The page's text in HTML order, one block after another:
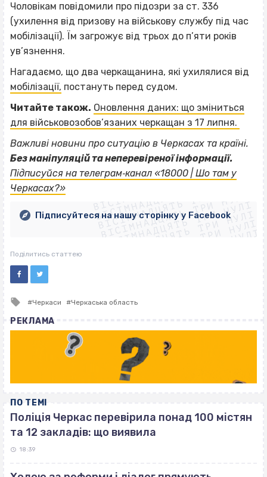
Чоловікам повідомили про підозри за ст. 336
(ухилення від призову на військову службу під час
мобілізації). Їм загрожує від трьох до п’яти років
ув’язнення.
Нагадаємо, що два черкащанина, які ухилялися від
мобілізації, постануть перед судом.
Читайте також. Оновлення даних: що зміниться
для військовозобов’язаних черкащан з 17 липня.
Важливі новини про ситуацію в Черкасах та країні.
Без маніпуляцій та неперевіреної інформації.
Підписуйся на телеграм‐канал «18000 | Шо там у
Черкасах?»
ВІСІМНАДЦЯТЬ ТРИ НУЛІ
ВІСІМНАДЦЯТЬ ТРИ НУЛІ
ВІСІМНАДЦЯТЬ ТРИ НУЛІ
ВІСІМНАДЦЯТЬ ТРИ НУЛІ
ВІСІМНАДЦЯТЬ ТРИ НУЛІ
ВІСІМНАДЦЯТЬ ТРИ НУЛІ
ВІСІМНАДЦЯТЬ ТРИ НУЛІ
ВІСІМНАДЦЯТЬ ТРИ НУЛІ
Підписуйтеся на нашу сторінку у Facebook
Поділитись статтею
Tagged
Черкаси Черкаська область
РЕКЛАМА
ПО ТЕМІ
Поліція Черкас перевірила понад 100 містян
та 12 закладів: що виявила
18:39